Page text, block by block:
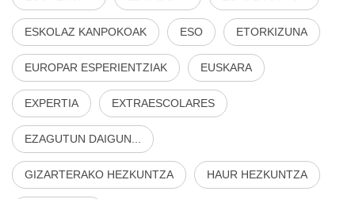
ESKOLAZ KANPOKOAK ESO ETORKIZUNA
EUROPAR ESPERIENTZIAK EUSKARA
EXPERTIA EXTRAESCOLARES
EZAGUTUN DAIGUN...
GIZARTERAKO HEZKUNTZA HAUR HEZKUNTZA